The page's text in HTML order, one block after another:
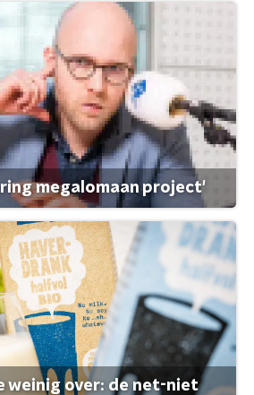
megalomaan project'
weinig over: de net-niet